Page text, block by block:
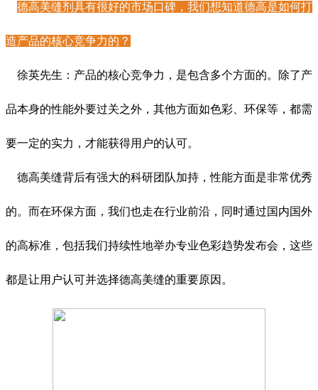
德高美缝剂具有很好的市场口碑，我们想知道德高是如何打
造产品的核心竞争力的？
徐英先生：产品的核心竞争力，是包含多个方面的。除了产
品本身的性能外要过关之外，其他方面如色彩、环保等，都需
要一定的实力，才能获得用户的认可。
德高美缝背后有强大的科研团队加持，性能方面是非常优秀
的。而在环保方面，我们也走在行业前沿，同时通过国内国外
的高标准，包括我们持续性地举办专业色彩趋势发布会，这些
都是让用户认可并选择德高美缝的重要原因。